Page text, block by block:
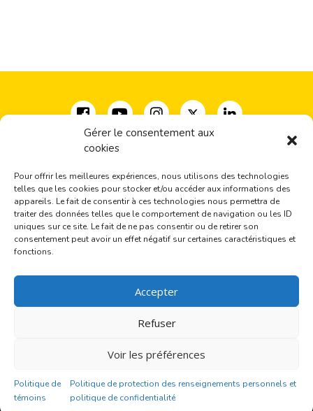
Gérer le consentement aux
cookies
Pour offrir les meilleures expériences, nous utilisons des technologies
telles que les cookies pour stocker et/ou accéder aux informations des
appareils. Le fait de consentir à ces technologies nous permettra de
traiter des données telles que le comportement de navigation ou les ID
uniques sur ce site. Le fait de ne pas consentir ou de retirer son
consentement peut avoir un effet négatif sur certaines caractéristiques et
fonctions.
Accepter
Refuser
Voir les préférences
Politique de
témoins
Politique de protection des renseignements personnels et
politique de confidentialité
Coalition pour la diversité des expressions culturelles
Montréal, QC H2X 1V1
(+1) 514-277-2666
coalition@cdec-cdce.org
J'autorise la CDEC à enregistrer mon adresse courriel.
Pour plus d’information, lire laPolitique de confidentialité
© 2026 CDEC | Tous droits réservés Politique de protection des renseignements
personnels et politique de confidentialité